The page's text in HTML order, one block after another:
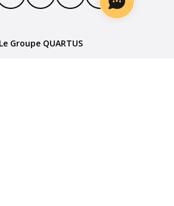
Le Groupe QUARTUS